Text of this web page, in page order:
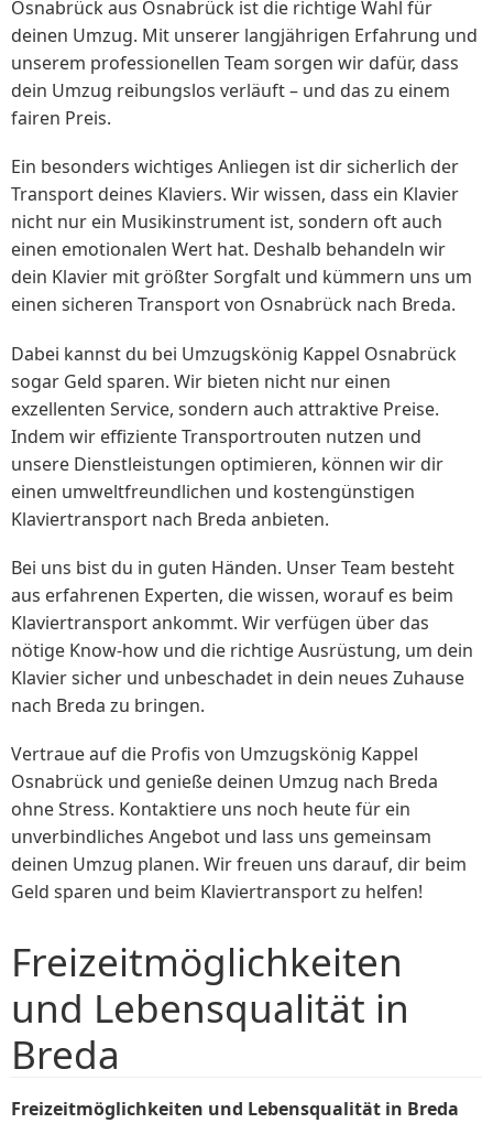
Osnabrück aus Osnabrück ist die richtige Wahl für
deinen Umzug. Mit unserer langjährigen Erfahrung und
unserem professionellen Team sorgen wir dafür, dass
dein Umzug reibungslos verläuft – und das zu einem
fairen Preis.
Ein besonders wichtiges Anliegen ist dir sicherlich der
Transport deines Klaviers. Wir wissen, dass ein Klavier
nicht nur ein Musikinstrument ist, sondern oft auch
einen emotionalen Wert hat. Deshalb behandeln wir
dein Klavier mit größter Sorgfalt und kümmern uns um
einen sicheren Transport von Osnabrück nach Breda.
Dabei kannst du bei Umzugskönig Kappel Osnabrück
sogar Geld sparen. Wir bieten nicht nur einen
exzellenten Service, sondern auch attraktive Preise.
Indem wir effiziente Transportrouten nutzen und
unsere Dienstleistungen optimieren, können wir dir
einen umweltfreundlichen und kostengünstigen
Klaviertransport nach Breda anbieten.
Bei uns bist du in guten Händen. Unser Team besteht
aus erfahrenen Experten, die wissen, worauf es beim
Klaviertransport ankommt. Wir verfügen über das
nötige Know-how und die richtige Ausrüstung, um dein
Klavier sicher und unbeschadet in dein neues Zuhause
nach Breda zu bringen.
Vertraue auf die Profis von Umzugskönig Kappel
Osnabrück und genieße deinen Umzug nach Breda
ohne Stress. Kontaktiere uns noch heute für ein
unverbindliches Angebot und lass uns gemeinsam
deinen Umzug planen. Wir freuen uns darauf, dir beim
Geld sparen und beim Klaviertransport zu helfen!
Freizeitmöglichkeiten
und Lebensqualität in
Breda
Freizeitmöglichkeiten und Lebensqualität in Breda